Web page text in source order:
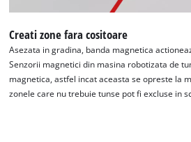
Creati zone fara cositoare
Asezata in gradina, banda magnetica
Senzorii magnetici din masina robotizata de
magnetica, astfel incat aceasta se opreste la
zonele care nu trebuie tunse pot fi excluse in